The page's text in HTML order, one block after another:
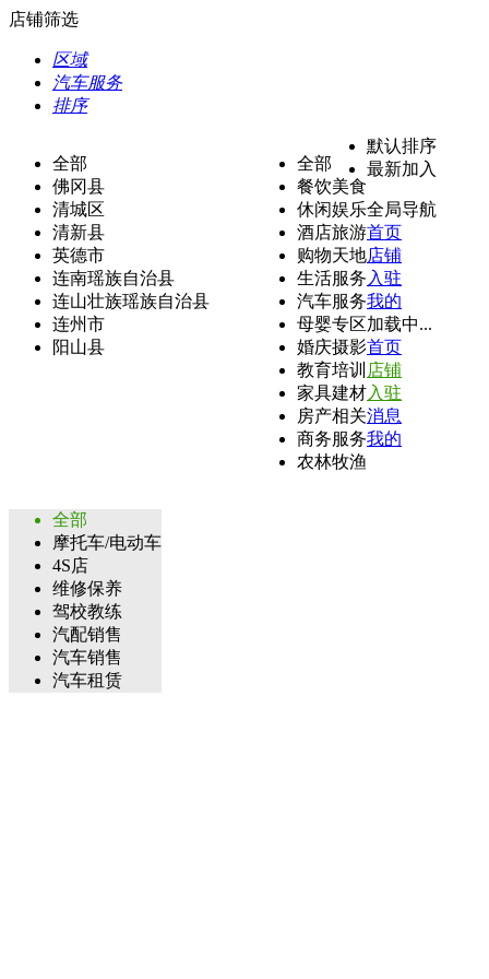
店铺筛选
区域
汽车服务
排序
全部
佛冈县
清城区
清新县
英德市
连南瑶族自治县
连山壮族瑶族自治县
连州市
阳山县
全部
餐饮美食
休闲娱乐
酒店旅游
购物天地
生活服务
汽车服务
母婴专区
婚庆摄影
教育培训
家具建材
房产相关
商务服务
农林牧渔
全部
摩托车/电动车
4S店
维修保养
驾校教练
汽配销售
汽车销售
汽车租赁
默认排序
最新加入
全局导航
首页
店铺
入驻
我的
加载中...
首页
店铺
入驻
消息
我的